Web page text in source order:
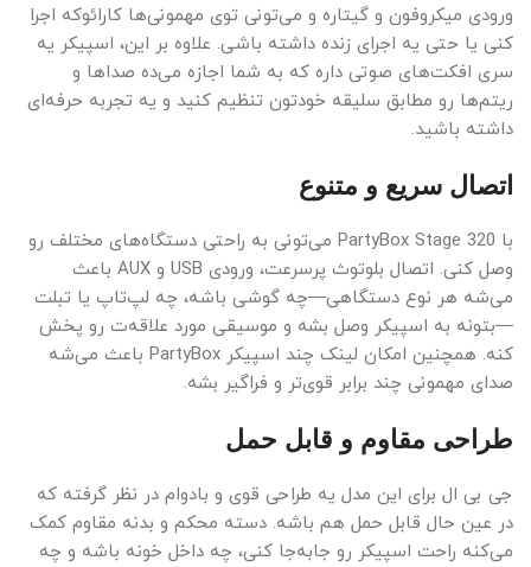
ورودی میکروفون و گیتاره و می‌تونی توی مهمونی‌ها کارائوکه اجرا
کنی یا حتی یه اجرای زنده داشته باشی. علاوه بر این، اسپیکر یه
سری افکت‌های صوتی داره که به شما اجازه می‌ده صداها و
ریتم‌ها رو مطابق سلیقه خودتون تنظیم کنید و یه تجربه حرفه‌ای
داشته باشید.
اتصال سریع و متنوع
با PartyBox Stage 320 می‌تونی به راحتی دستگاه‌های مختلف رو
وصل کنی. اتصال بلوتوث پرسرعت، ورودی USB و AUX باعث
می‌شه هر نوع دستگاهی—چه گوشی باشه، چه لپ‌تاپ یا تبلت
—بتونه به اسپیکر وصل بشه و موسیقی مورد علاقه‌ت رو پخش
کنه. همچنین امکان لینک چند اسپیکر PartyBox باعث می‌شه
صدای مهمونی چند برابر قوی‌تر و فراگیر بشه.
طراحی مقاوم و قابل حمل
جی بی ال برای این مدل یه طراحی قوی و بادوام در نظر گرفته که
در عین حال قابل حمل هم باشه. دسته محکم و بدنه مقاوم کمک
می‌کنه راحت اسپیکر رو جابه‌جا کنی، چه داخل خونه باشه و چه